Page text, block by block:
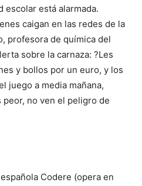
escolar está alarmada.
caigan en las redes de la
profesora de química del
sobre la carnaza: ?Les
y bollos por un euro, y los
juego a media mañana,
no ven el peligro de
Codere (opera en